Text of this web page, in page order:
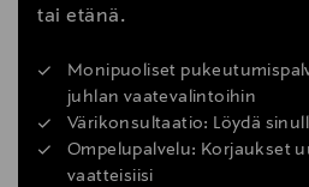
tai etänä.
Monipuoliset
juhlan vaatevalintoihin
Värikonsultaatio: Löydä
Ompelupalvelu: Korjaukset
vaatteisiisi